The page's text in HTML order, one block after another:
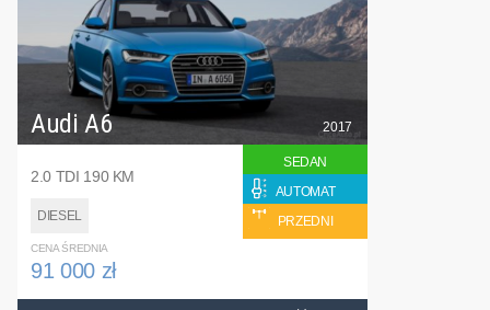
Audi A6
2.0 TDI 190 KM
DIESEL
2017
SEDAN
AUTOMAT
PRZEDNI
CENA ŚREDNIA
91 000 zł